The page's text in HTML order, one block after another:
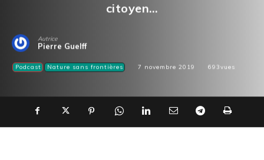
citoyen…
Autrice
Pierre Guelff
Podcast Nature sans frontières 7 novembre 2019 693vues